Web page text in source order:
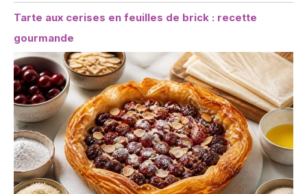
Tarte aux cerises en feuilles de brick : recette
gourmande